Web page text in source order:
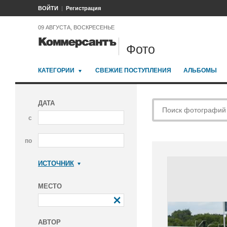
ВОЙТИ Регистрация
09 АВГУСТА, ВОСКРЕСЕНЬЕ
Фото
КАТЕГОРИИ СВЕЖИЕ ПОСТУПЛЕНИЯ АЛЬБОМЫ
ДАТА
с
по
ИСТОЧНИК
МЕСТО
АВТОР